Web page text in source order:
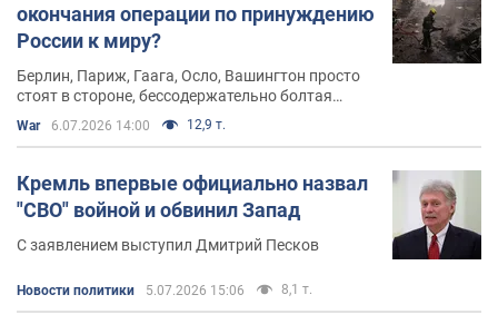
окончания операции по принуждению
России к миру?
Берлин, Париж, Гаага, Осло, Вашингтон просто
стоят в стороне, бессодержательно болтая
языками и размахивая руками
War 6.07.2026 14:00 12,9 т.
Кремль впервые официально назвал
"СВО" войной и обвинил Запад
С заявлением выступил Дмитрий Песков
Новости политики 5.07.2026 15:06 8,1 т.